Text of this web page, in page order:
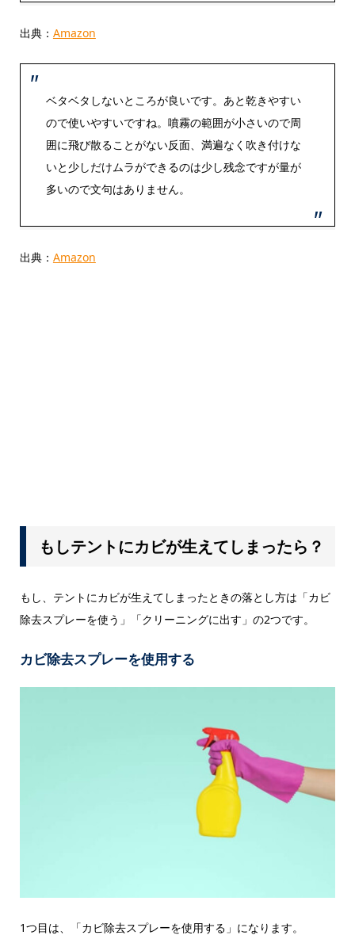
出典： Amazon
ベタベタしないところが良いです。あと乾きやすい
ので使いやすいですね。噴霧の範囲が小さいので周
囲に飛び散ることがない反面、満遍なく吹き付けな
いと少しだけムラができるのは少し残念ですが量が
多いので文句はありません。
出典： Amazon
もしテントにカビが生えてしまったら？
もし、テントにカビが生えてしまったときの落とし方は「カビ
除去スプレーを使う」「クリーニングに出す」の2つです。
カビ除去スプレーを使用する
1つ目は、「カビ除去スプレーを使用する」になります。